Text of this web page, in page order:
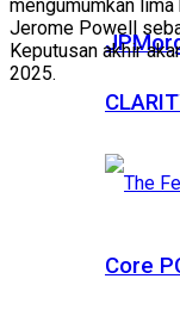
Core
mengumumkan
Jerome Powell
Keputusan akhir
2025.